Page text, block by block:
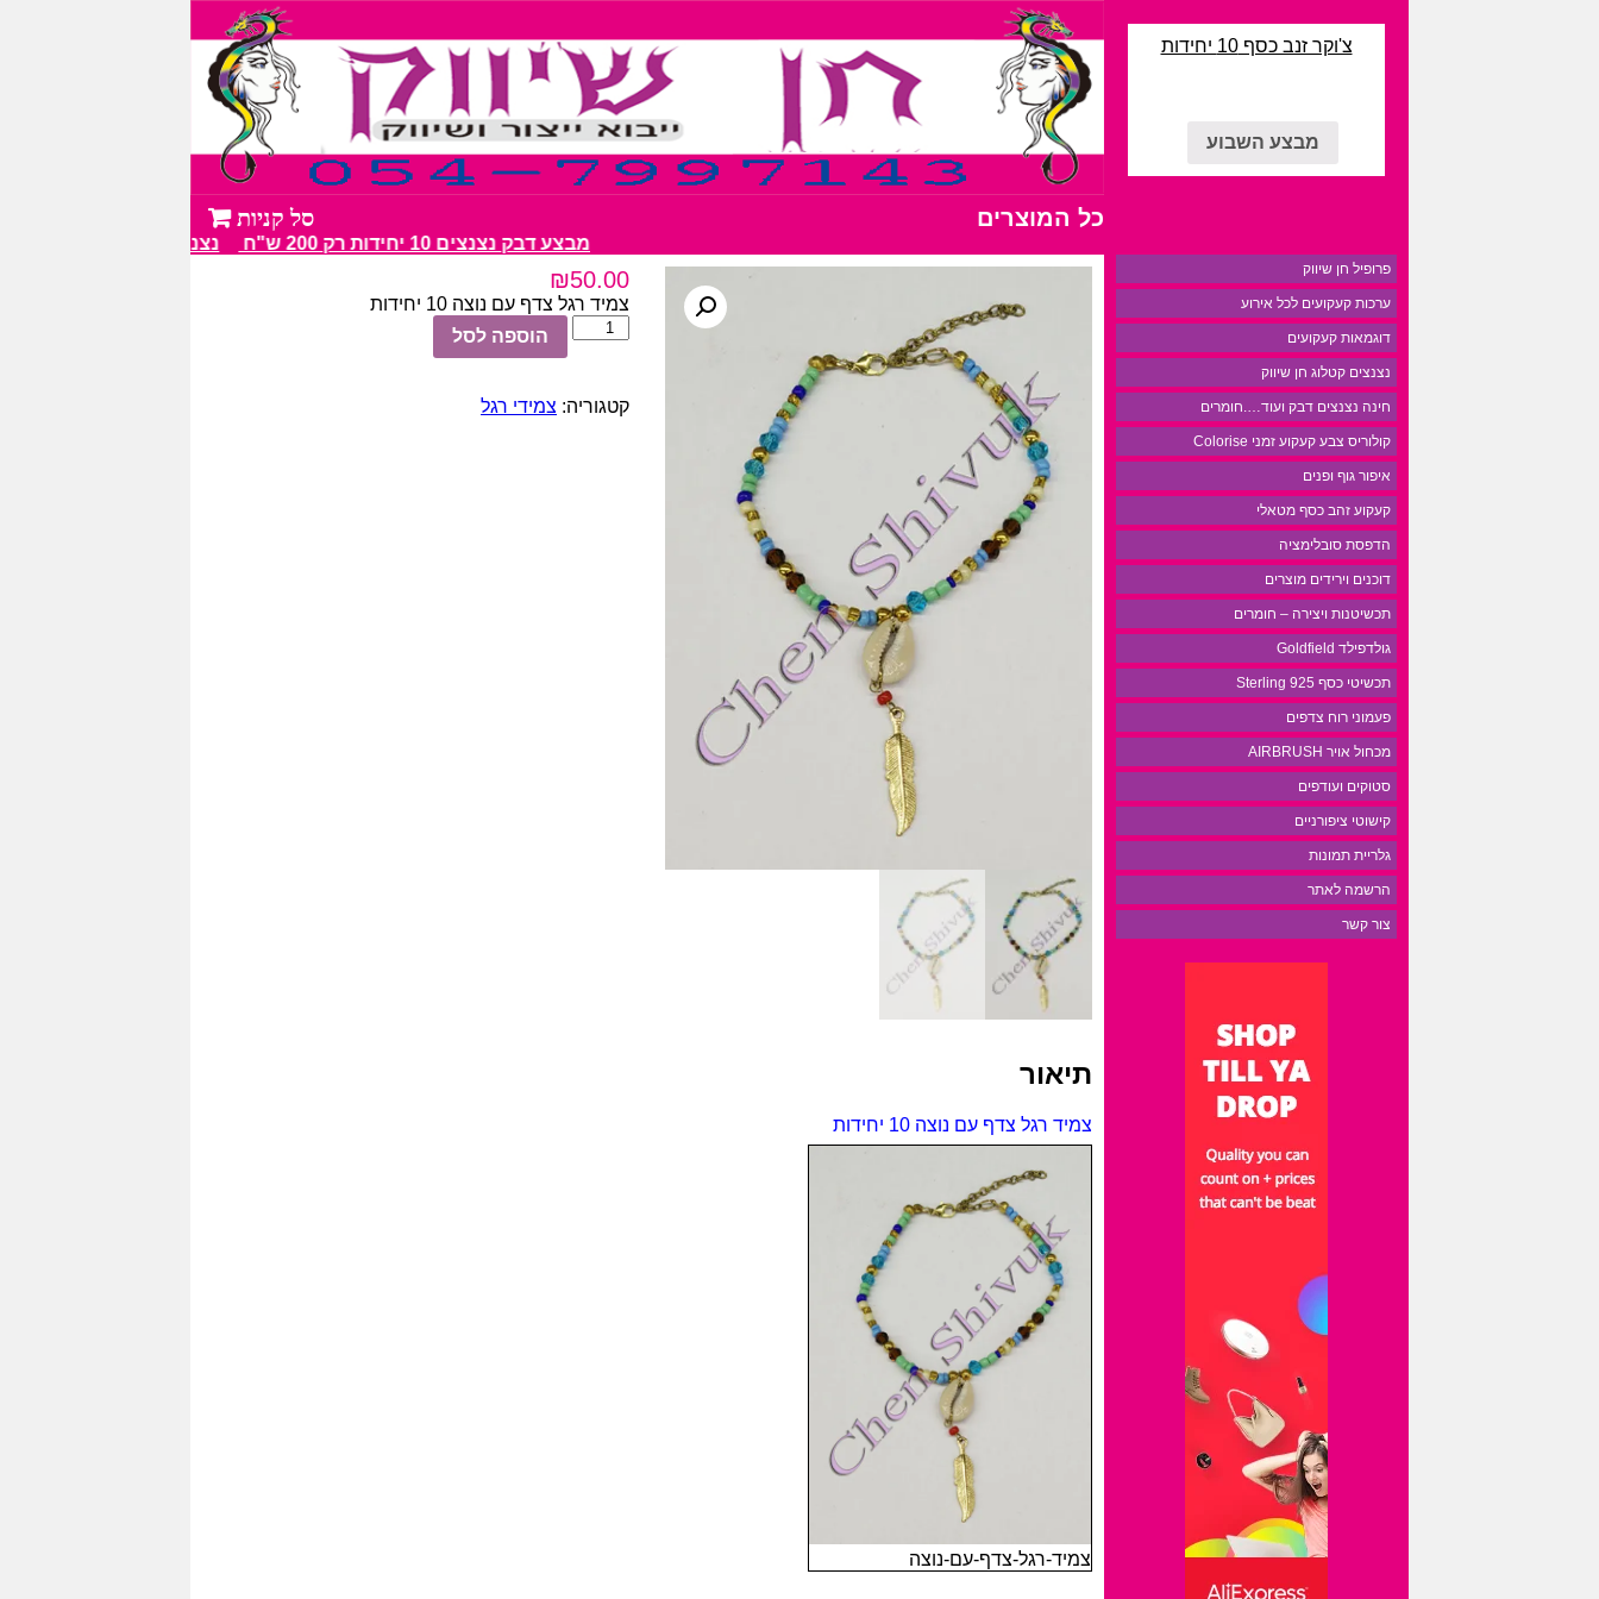
צ'וקר זנב כסף 10 יחידות
מבצע השבוע
כל המוצרים
מבצע דבק נצנצים 10 יחידות רק 200 ש"ח נצנצים מעל 100 גווני צבע מרהיבים
פרופיל חן שיווק
ערכות קעקועים לכל אירוע
דוגמאות קעקועים
נצנצים קטלוג חן שיווק
חינה נצנצים דבק ועוד….חומרים
קולוריס צבע קעקוע זמני Colorise
איפור גוף ופנים
קעקוע זהב כסף מטאלי
הדפסת סובלימציה
דוכנים וירידים מוצרים
תכשיטנות ויצירה – חומרים
גולדפילד Goldfield
תכשיטי כסף 925 Sterling
פעמוני רוח צדפים
מכחול אויר AIRBRUSH
סטוקים ועודפים
קישוטי ציפורניים
גלריית תמונות
הרשמה לאתר
צור קשר
₪50.00
צמיד רגל צדף עם נוצה 10 יחידות
כמות
של
צדף
הוספה לסל
קטגוריה: צמידי רגל
תיאור
צמיד רגל צדף עם נוצה 10 יחידות
צמיד-רגל-צדף-עם-נוצה